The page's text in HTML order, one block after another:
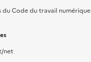
du Code du travail numérique
net